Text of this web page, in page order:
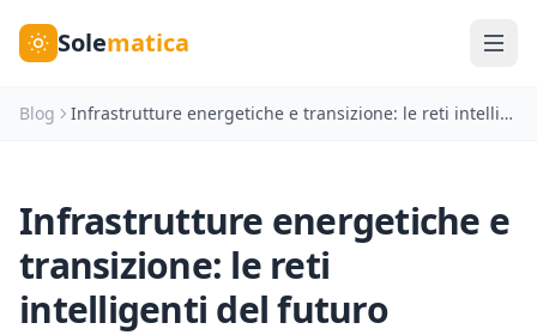
Solematica
Blog Infrastrutture energetiche e transizione: le reti intelligenti del futuro
Infrastrutture energetiche e
transizione: le reti
intelligenti del futuro